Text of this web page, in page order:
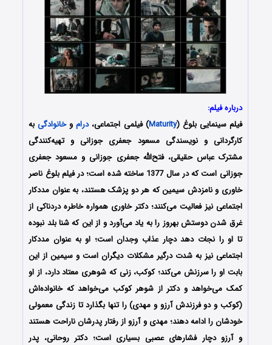
درباره فیلم:
فیلم سینمایی بلوغ (Maturity) فیلمی اجتماعی،دراموخانوادگیبه
کارگردانی و نویسندگی مسعود جعفری جوزانی و تهیه‌کنندگی
مشترک عباس حقیقی، فتح‌الله جعفری جوزانی و مسعود جعفری
جوزانی است که در سال 1377 ساخته شده است؛ در فیلم بلوغ ناصر
خاوری و نامزدش سیمین که هر دو پزشک هستند، به عنوان مددکار
اجتماعی نیز فعالیت می‌کنند؛ دکتر خاوری همواره خاطره دردناکی از
غرق شدن دوستش بهروز را به یاد می‌آورد و از این که شنا بلد نبوده
تا او را نجات دهد دچار عذاب وجدان است؛ او به عنوان مددکار
اجتماعی نیز به شدت درگیر مشکلات دیگران است و سیمین از این
بابت او را سرزنش می‌کند؛ کوکب، زنی که شوهری معتاد دارد، از او
کمک می‌خواهد و دکتر از شوهر کوکب می‌خواهد که خانواده‌اش
(کوکب و دو فرزندش آرزو و مهدی) را تنها بگذارد تا زندگی معمولی
خودشان را ادامه دهند؛ مهدی و آرزو از رفتار پدرشان ناراحت هستند
و آرزو دچار فشارهای عصبی بسیاری است؛ دکتر روحانی، پدر